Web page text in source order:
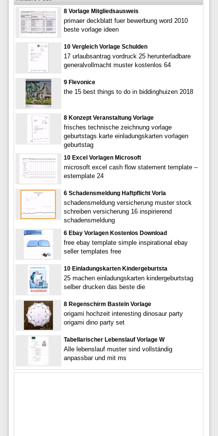
8 Vorlage Mitgliedsausweis
primaer deckblatt fuer bewerbung word 2010
beste vorlage ideen
10 Vergleich Vorlage Schulden
17 urlaubsantrag vordruck 25 herunterladbare
generalvollmacht muster kostenlos 64
9 Flevonice
the 15 best things to do in biddinghuizen 2018
8 Konzept Veranstaltung Vorlage
frisches technische zeichnung vorlage
geburtstags karte einladungskarten vorlagen
geburtstag
10 Excel Vorlagen Microsoft
microsoft excel cash flow statement template –
estemplate 24
6 Schadensmeldung Haftpflicht Vorla
schadensmeldung versicherung muster stock
schreiben versicherung 16 inspirierend
schadensmeldung
6 Ebay Vorlagen Kostenlos Download
free ebay template simple inspirational ebay
seller templates free
10 Einladungskarten Kindergeburtsta
25 machen einladungskarten kindergeburtstag
selber drucken das beste die
8 Regenschirm Basteln Vorlage
origami hochzeit interesting dinosaur party
origami dino party set
Tabellarischer Lebenslauf Vorlage W
Alle lebenslauf muster sind vollständig
anpassbar und mit ms